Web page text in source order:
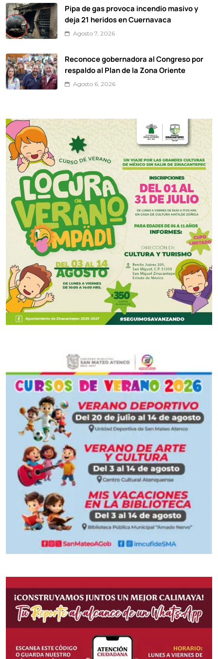
Pipa de gas provoca incendio masivo y
deja 21 heridos en Cuernavaca
Agosto 7, 2026
Reconoce gobernadora al Congreso por
respaldo al Plan de la Zona Oriente
Agosto 6, 2026